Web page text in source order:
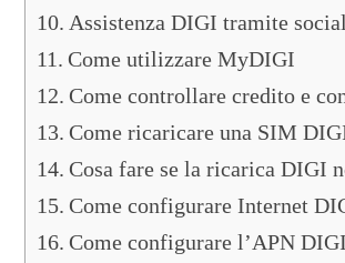
Assistenza DIGI tramite
Come utilizzare MyDIGI
Come controllare credito e
Come ricaricare una SIM
Cosa fare se la ricarica DIGI
Come configurare Internet
Come configurare l’APN